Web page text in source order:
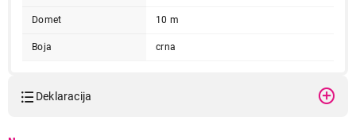
Domet 10 m
Boja crna
Deklaracija